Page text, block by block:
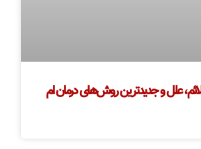
و جدیدترین روش‌های درمان ام